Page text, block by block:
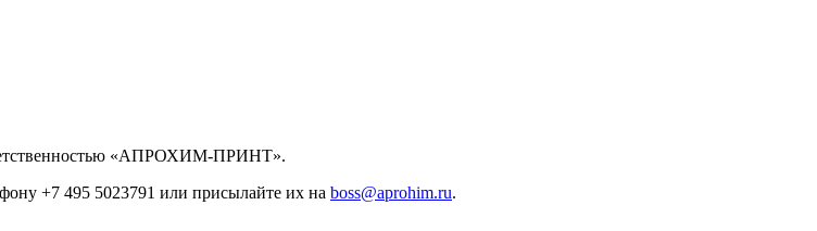
«АПРОХИМ-ПРИНТ».
+7 495 5023791 или присылайте их на boss@aprohim.ru.